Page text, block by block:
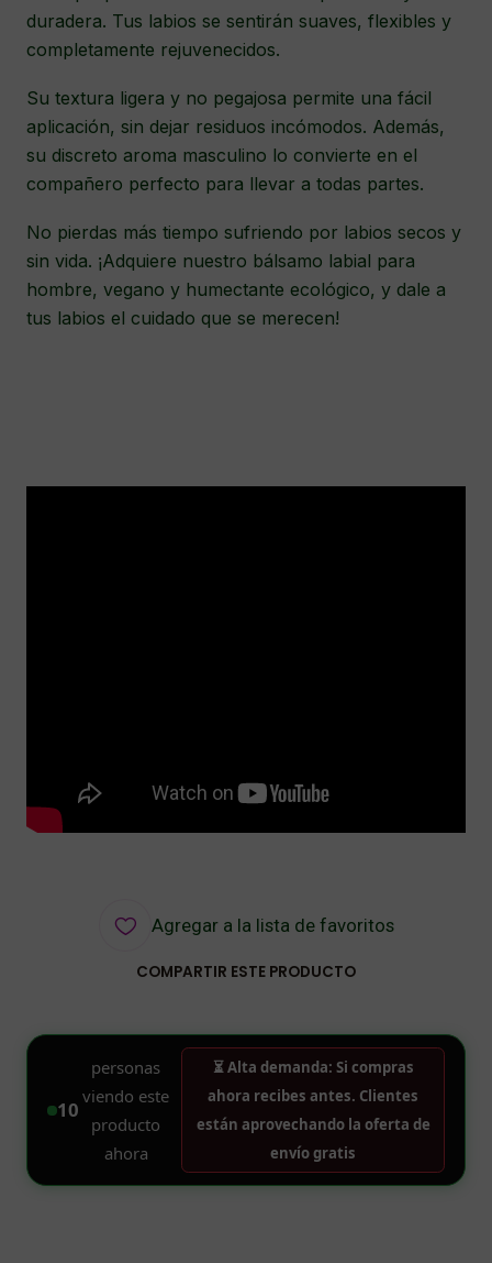
duradera. Tus labios se sentirán suaves, flexibles y
completamente rejuvenecidos.
Su textura ligera y no pegajosa permite una fácil
aplicación, sin dejar residuos incómodos. Además,
su discreto aroma masculino lo convierte en el
compañero perfecto para llevar a todas partes.
No pierdas más tiempo sufriendo por labios secos y
sin vida. ¡Adquiere nuestro bálsamo labial para
hombre, vegano y humectante ecológico, y dale a
tus labios el cuidado que se merecen!
Agregar a la lista de favoritos
COMPARTIR ESTE PRODUCTO